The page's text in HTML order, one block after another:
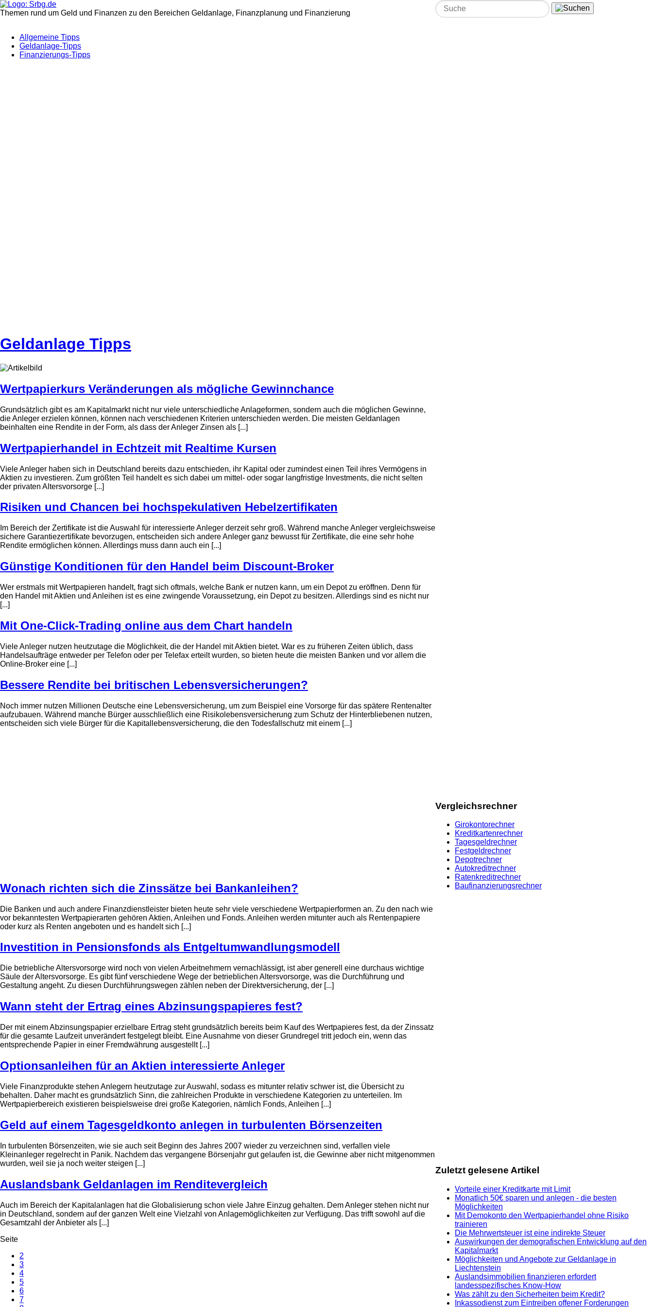
Themen rund um Geld und Finanzen zu den Bereichen Geldanlage, Finanzplanung und Finanzierung
Allgemeine Tipps
Geldanlage-Tipps
Finanzierungs-Tipps
Geldanlage Tipps
Wertpapierkurs Veränderungen als mögliche Gewinnchance
Grundsätzlich gibt es am Kapitalmarkt nicht nur viele unterschiedliche Anlageformen, sondern auch die möglichen Gewinne,
die Anleger erzielen können, können nach verschiedenen Kriterien unterschieden werden. Die meisten Geldanlagen
beinhalten eine Rendite in der Form, als dass der Anleger Zinsen als [...]
Wertpapierhandel in Echtzeit mit Realtime Kursen
Viele Anleger haben sich in Deutschland bereits dazu entschieden, ihr Kapital oder zumindest einen Teil ihres Vermögens in
Aktien zu investieren. Zum größten Teil handelt es sich dabei um mittel- oder sogar langfristige Investments, die nicht selten
der privaten Altersvorsorge [...]
Risiken und Chancen bei hochspekulativen Hebelzertifikaten
Im Bereich der Zertifikate ist die Auswahl für interessierte Anleger derzeit sehr groß. Während manche Anleger vergleichsweise
sichere Garantiezertifikate bevorzugen, entscheiden sich andere Anleger ganz bewusst für Zertifikate, die eine sehr hohe
Rendite ermöglichen können. Allerdings muss dann auch ein [...]
Günstige Konditionen für den Handel beim Discount-Broker
Wer erstmals mit Wertpapieren handelt, fragt sich oftmals, welche Bank er nutzen kann, um ein Depot zu eröffnen. Denn für
den Handel mit Aktien und Anleihen ist es eine zwingende Voraussetzung, ein Depot zu besitzen. Allerdings sind es nicht nur
[...]
Mit One-Click-Trading online aus dem Chart handeln
Viele Anleger nutzen heutzutage die Möglichkeit, die der Handel mit Aktien bietet. War es zu früheren Zeiten üblich, dass
Handelsaufträge entweder per Telefon oder per Telefax erteilt wurden, so bieten heute die meisten Banken und vor allem die
Online-Broker eine [...]
Bessere Rendite bei britischen Lebensversicherungen?
Noch immer nutzen Millionen Deutsche eine Lebensversicherung, um zum Beispiel eine Vorsorge für das spätere Rentenalter
aufzubauen. Während manche Bürger ausschließlich eine Risikolebensversicherung zum Schutz der Hinterbliebenen nutzen,
entscheiden sich viele Bürger für die Kapitallebensversicherung, die den Todesfallschutz mit einem [...]
Wonach richten sich die Zinssätze bei Bankanleihen?
Die Banken und auch andere Finanzdienstleister bieten heute sehr viele verschiedene Wertpapierformen an. Zu den nach wie
vor bekanntesten Wertpapierarten gehören Aktien, Anleihen und Fonds. Anleihen werden mitunter auch als Rentenpapiere
oder kurz als Renten angeboten und es handelt sich [...]
Investition in Pensionsfonds als Entgeltumwandlungsmodell
Die betriebliche Altersvorsorge wird noch von vielen Arbeitnehmern vernachlässigt, ist aber generell eine durchaus wichtige
Säule der Altersvorsorge. Es gibt fünf verschiedene Wege der betrieblichen Altersvorsorge, was die Durchführung und
Gestaltung angeht. Zu diesen Durchführungswegen zählen neben der Direktversicherung, der [...]
Wann steht der Ertrag eines Abzinsungspapieres fest?
Der mit einem Abzinsungspapier erzielbare Ertrag steht grundsätzlich bereits beim Kauf des Wertpapieres fest, da der Zinssatz
für die gesamte Laufzeit unverändert festgelegt bleibt. Eine Ausnahme von dieser Grundregel tritt jedoch ein, wenn das
entsprechende Papier in einer Fremdwährung ausgestellt [...]
Optionsanleihen für an Aktien interessierte Anleger
Viele Finanzprodukte stehen Anlegern heutzutage zur Auswahl, sodass es mitunter relativ schwer ist, die Übersicht zu
behalten. Daher macht es grundsätzlich Sinn, die zahlreichen Produkte in verschiedene Kategorien zu unterteilen. Im
Wertpapierbereich existieren beispielsweise drei große Kategorien, nämlich Fonds, Anleihen [...]
Geld auf einem Tagesgeldkonto anlegen in turbulenten Börsenzeiten
In turbulenten Börsenzeiten, wie sie auch seit Beginn des Jahres 2007 wieder zu verzeichnen sind, verfallen viele
Kleinanleger regelrecht in Panik. Nachdem das vergangene Börsenjahr gut gelaufen ist, die Gewinne aber nicht mitgenommen
wurden, weil sie ja noch weiter steigen [...]
Auslandsbank Geldanlagen im Renditevergleich
Auch im Bereich der Kapitalanlagen hat die Globalisierung schon viele Jahre Einzug gehalten. Dem Anleger stehen nicht nur
in Deutschland, sondern auf der ganzen Welt eine Vielzahl von Anlagemöglichkeiten zur Verfügung. Das trifft sowohl auf die
Gesamtzahl der Anbieter als [...]
Seite
2
3
4
5
6
7
Vergleichsrechner
Girokontorechner
Kreditkartenrechner
Tagesgeldrechner
Festgeldrechner
Depotrechner
Autokreditrechner
Ratenkreditrechner
Baufinanzierungsrechner
Zuletzt gelesene Artikel
Vorteile einer Kreditkarte mit Limit
Monatlich 50€ sparen und anlegen - die besten
Möglichkeiten
Mit Demokonto den Wertpapierhandel ohne Risiko
trainieren
Die Mehrwertsteuer ist eine indirekte Steuer
Auswirkungen der demografischen Entwicklung auf den
Kapitalmarkt
Möglichkeiten und Angebote zur Geldanlage in
Liechtenstein
Auslandsimmobilien finanzieren erfordert
landesspezifisches Know-How
Was zählt zu den Sicherheiten beim Kredit?
Inkassodienst zum Eintreiben offener Forderungen